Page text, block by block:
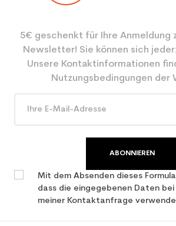
5€ geschenkt für Ihre Anmeldung
Newsletter! Sie können sich
Unsere Kontaktinformationen
Nutzungsbedingungen der
ABONNIEREN
Mit dem Absenden dieses
dass die eingegebenen Daten
meiner Kontaktanfrage